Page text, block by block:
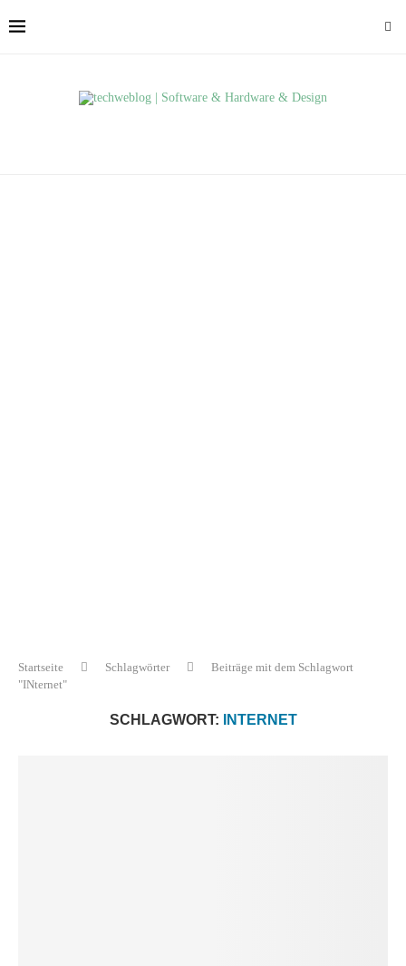
Startseite Schlagwörter
Beiträge mit dem Schlagwort
"INternet"
SCHLAGWORT: INTERNET